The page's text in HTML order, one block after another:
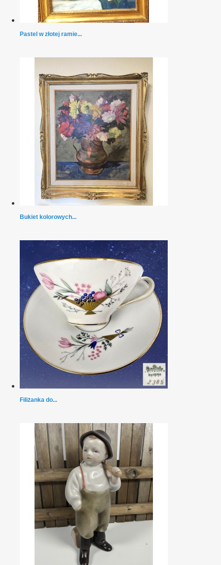
Pastel w złotej ramie...
Bukiet kolorowych...
Filiżanka do...